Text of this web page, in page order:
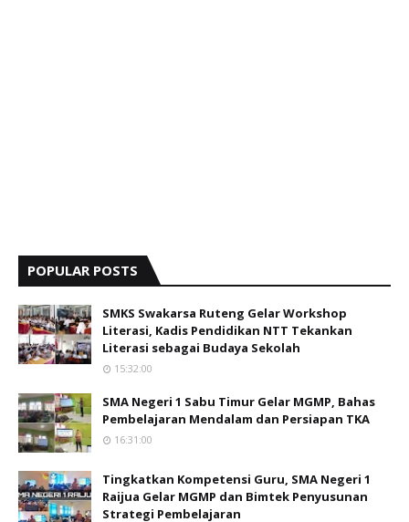
POPULAR POSTS
SMKS Swakarsa Ruteng Gelar Workshop
Literasi, Kadis Pendidikan NTT Tekankan
Literasi sebagai Budaya Sekolah
15:32:00
SMA Negeri 1 Sabu Timur Gelar MGMP, Bahas
Pembelajaran Mendalam dan Persiapan TKA
16:31:00
Tingkatkan Kompetensi Guru, SMA Negeri 1
Raijua Gelar MGMP dan Bimtek Penyusunan
Strategi Pembelajaran